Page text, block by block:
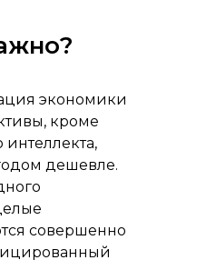
экономики
кроме
дешевле.
совершенно